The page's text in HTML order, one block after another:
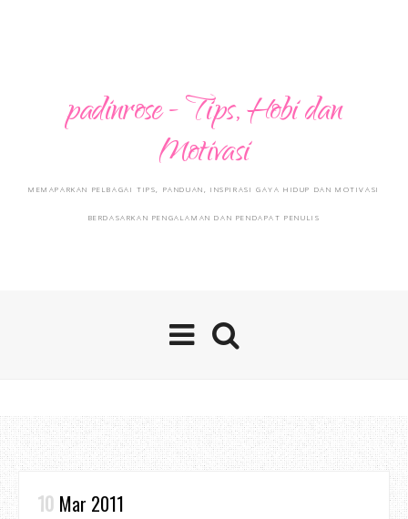
padinrose - Tips, Hobi dan
Motivasi
MEMAPARKAN PELBAGAI TIPS, PANDUAN, INSPIRASI GAYA HIDUP DAN MOTIVASI
BERDASARKAN PENGALAMAN DAN PENDAPAT PENULIS
10 Mar 2011